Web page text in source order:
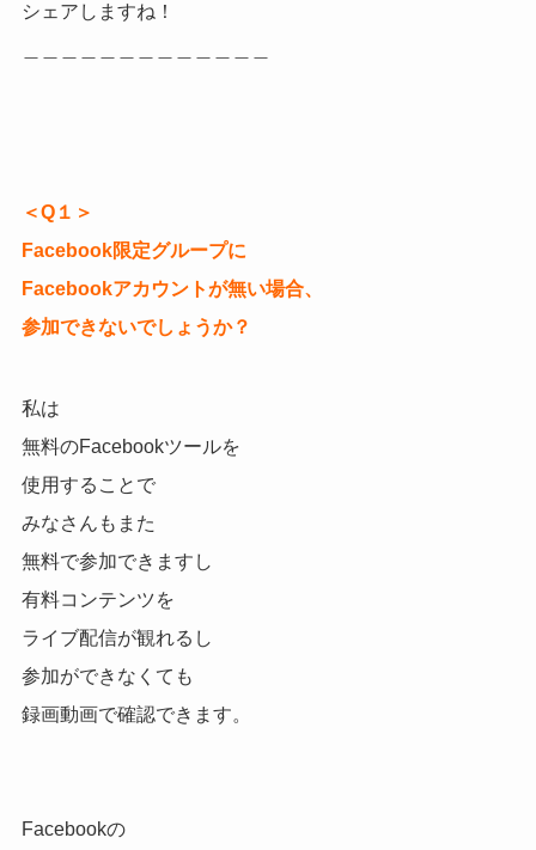
シェアしますね！
＜Q１＞
Facebook限定グループに
Facebookアカウントが無い場合、
参加できないでしょうか？
私は
無料のFacebookツールを
使用することで
みなさんもまた
無料で参加できますし
有料コンテンツを
ライブ配信が観れるし
参加ができなくても
録画動画で確認できます。
Facebookの